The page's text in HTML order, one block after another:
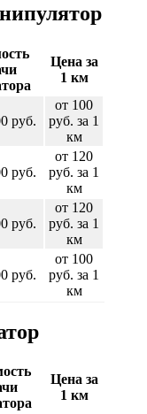
Цена за
1 км
руб.
от 100
руб. за 1
км
руб.
от 120
руб. за 1
км
руб.
от 120
руб. за 1
км
руб.
от 100
руб. за 1
км
Цена за
1 км